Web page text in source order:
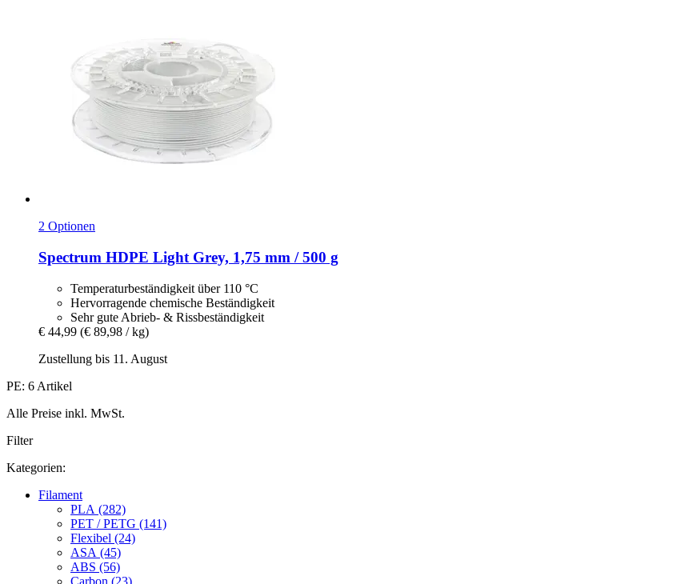
2 Optionen
Spectrum HDPE Light Grey, 1,75 mm / 500 g
Temperaturbeständigkeit über 110 °C
Hervorragende chemische Beständigkeit
Sehr gute Abrieb- & Rissbeständigkeit
€ 44,99 (€ 89,98 / kg)
Zustellung bis 11. August
PE: 6 Artikel
Alle Preise inkl. MwSt.
Filter
Kategorien:
Filament
PLA (282)
PET / PETG (141)
Flexibel (24)
ASA (45)
ABS (56)
Carbon (23)